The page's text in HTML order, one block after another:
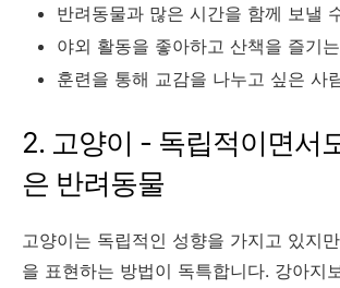
반려동물과 많은 시간을 함께 보낼
야외 활동을 좋아하고 산책을 즐기
훈련을 통해 교감을 나누고 싶은 사
2. 고양이 - 독립적이면서
은 반려동물
고양이는 독립적인 성향을 가지고 있지
을 표현하는 방법이 독특합니다. 강아지